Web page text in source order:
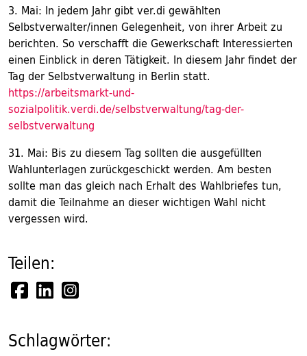
3. Mai: In jedem Jahr gibt ver.di gewählten
Selbstverwalter/innen Gelegenheit, von ihrer Arbeit zu
berichten. So verschafft die Gewerkschaft Interessierten
einen Einblick in deren Tätigkeit. In diesem Jahr findet der
Tag der Selbstverwaltung in Berlin statt.
https://arbeitsmarkt-und-
sozialpolitik.verdi.de/selbstverwaltung/tag-der-
selbstverwaltung
31. Mai: Bis zu diesem Tag sollten die ausgefüllten
Wahlunterlagen zurückgeschickt werden. Am besten
sollte man das gleich nach Erhalt des Wahlbriefes tun,
damit die Teilnahme an dieser wichtigen Wahl nicht
vergessen wird.
Teilen:
Schlagwörter: